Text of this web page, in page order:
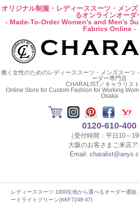
オリジナル制服・レディーススーツ・メン
るオンラインオーダ
- Made-To-Order Women's and Men's
Fabrics Online -
働く女性のためのレディーススーツ・メンズスーツ
ーダー専門店
CHARALIST／キャラリス
Online Store for Custom Fashion for Working
Osaka
0120-610-400
（受付時間：平日10～19
大阪のお客さまご来店ア
Email:
レディーススーツ 1000生地から選べるオーダー通販
ードライトグリーン(KKF7248-47)